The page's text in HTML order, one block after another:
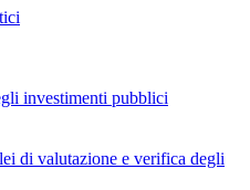
investimenti pubblici
di valutazione e verifica degli